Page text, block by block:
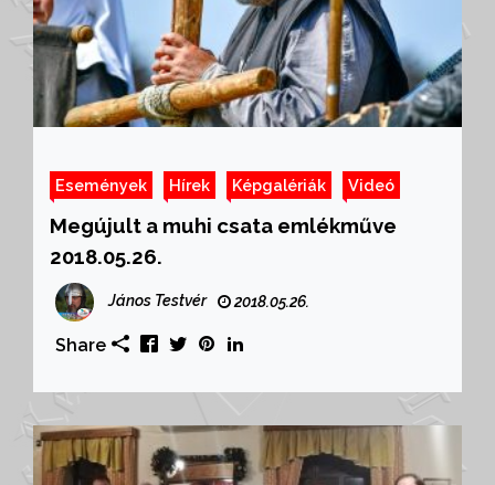
Események Hírek Képgalériák Videó
Megújult a muhi csata emlékműve
2018.05.26.
János Testvér 2018.05.26.
Share